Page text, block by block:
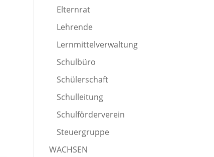
Elternrat
Lehrende
Lernmittelverwaltung
Schulbüro
Schülerschaft
Schulleitung
Schulförderverein
Steuergruppe
WACHSEN